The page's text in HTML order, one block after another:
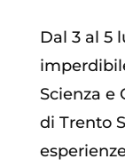
Dal 3 al 5
Scienza e
di Trento